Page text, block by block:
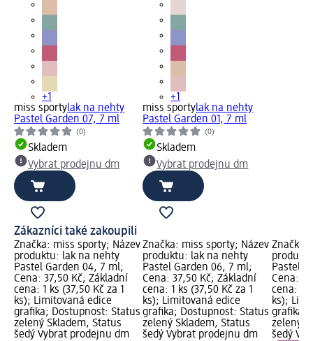
+1
miss sportylak na nehty
Pastel Garden 07, 7 ml
(0)
Skladem
Vybrat prodejnu dm
+1
miss sportylak na nehty
Pastel Garden 01, 7 ml
(0)
Skladem
Vybrat prodejnu dm
Zákazníci také zakoupili
Značka: miss sporty; Název
produktu: lak na nehty
Pastel Garden 04, 7 ml;
Cena: 37,50 Kč; Základní
cena: 1 ks (37,50 Kč za 1
ks); Limitovaná edice
grafika; Dostupnost: Status
zelený Skladem, Status
šedý Vybrat prodejnu dm
Značka: miss sporty; Název
produktu: lak na nehty
Pastel Garden 06, 7 ml;
Cena: 37,50 Kč; Základní
cena: 1 ks (37,50 Kč za 1
ks); Limitovaná edice
grafika; Dostupnost: Status
zelený Skladem, Status
šedý Vybrat prodejnu dm
Značka:
Pastel
Cena:
cena: 1
ks);
grafika;
zelený
šedý